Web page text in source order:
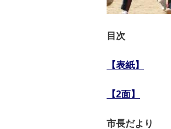
目次
【表紙】
【2面】
市長だより